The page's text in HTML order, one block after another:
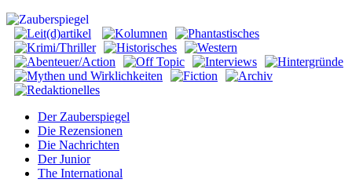
Der Zauberspiegel
Die Rezensionen
Die Nachrichten
Der Junior
The International